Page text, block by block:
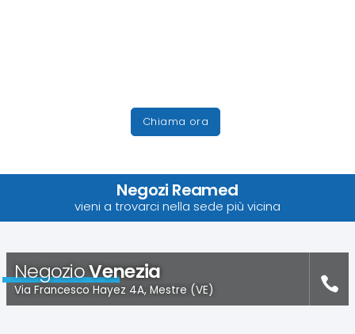
Chiama ora
Negozi Reamed
vieni a trovarci nella sede più vicina
NegozioVenezia
Via Francesco Hayez 4A, Mestre (VE)